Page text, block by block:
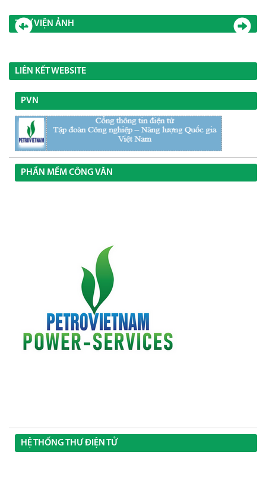
THƯ VIỆN ẢNH
LIÊN KẾT WEBSITE
PVN
PHẦN MỀM CÔNG VĂN
HỆ THỐNG THƯ ĐIỆN TỬ